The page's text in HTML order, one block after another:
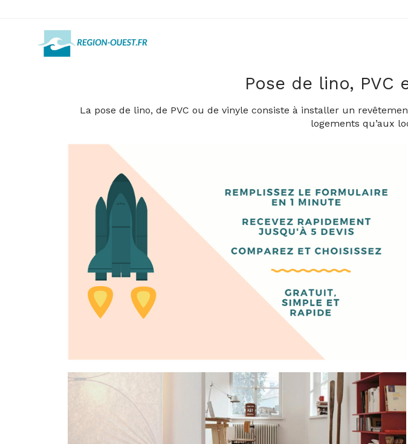
Pose de lino, PVC
La pose de lino, de PVC ou de vinyle consiste à installer un
logements qu’aux